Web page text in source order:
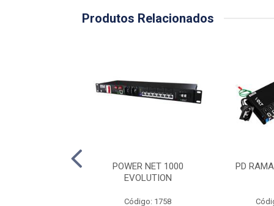
Produtos Relacionados
POWER NET 1000
EVOLUTION
Código: 1758
PD